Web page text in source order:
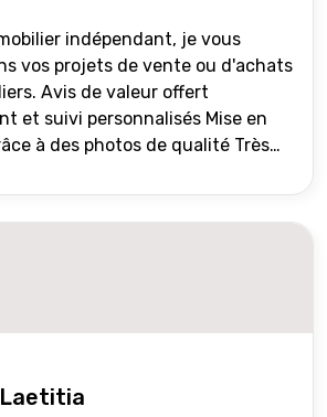
indépendant, je vous
vos projets de vente ou d'achats
offert
et suivi personnalisés Mise en
à des photos de qualité Très
du financement des
de partenaires financiers
et Iad Deutschland Inter agence